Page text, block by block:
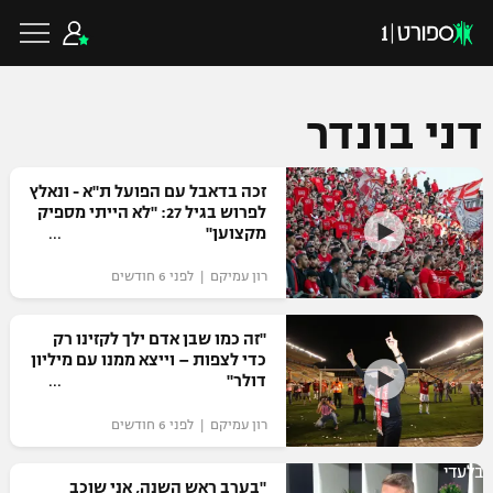
כדורגל ישראלי
ליגת העל
גביע הטוטו
ליגיונרים
גביע המדינה
כדורגל עולמי
ליגת האלופות
ליגה אירופית
ליגה אנגלית
כדורסל ישראלי
ליגת ווינר סל
ליגה לאומית
כדורסל עולמי
NBA
דני בונדר
זכה בדאבל עם הפועל ת"א - ונאלץ
לפרוש בגיל 27: "לא הייתי מספיק
מקצוען"
רון עמיקם | לפני 6 חודשים
"זה כמו שבן אדם ילך לקזינו רק
כדי לצפות – וייצא ממנו עם מיליון
דולר"
רון עמיקם | לפני 6 חודשים
בלעדי
"בערב ראש השנה, אני שוכב